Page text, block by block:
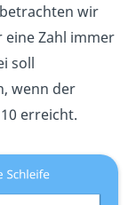
wir
eine Zahl immer
soll
wenn der
erreicht.